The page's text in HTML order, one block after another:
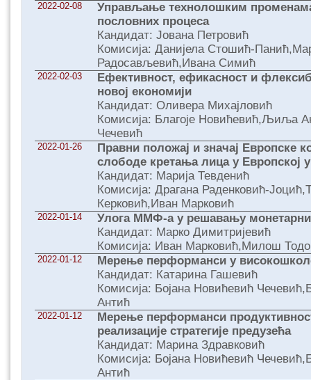
2022-02-08
Управљање технолошким
пословних процеса
Кандидат: Јована Петровић
Комисија: Данијела Стошић-
Радосављевић,Ивана Симић
2022-02-03
Ефективност, ефикасност и
новој економији
Кандидат: Оливера Михајловић
Комисија: Благоје Новићевић,Љиља
Чечевић
2022-01-26
Правни положај и значај Европске
слободе кретања лица у Европској
Кандидат: Марија Тевденић
Комисија: Драгана Раденковић-
Керковић,Иван Марковић
2022-01-14
Улога ММФ-а у решавању
Кандидат: Марко Димитријевић
Комисија: Иван Марковић,Милош
2022-01-12
Мерење перформанси у
Кандидат: Катарина Гашевић
Комисија: Бојана Новићевић
Антић
2022-01-12
Мерење перформанси
реализације стратегије предузећа
Кандидат: Марина Здравковић
Комисија: Бојана Новићевић
Антић